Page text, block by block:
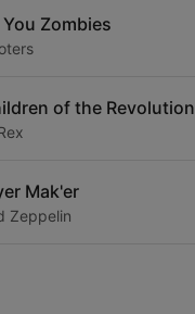
You Zombies
of the Revolution
Mak'er
Zeppelin